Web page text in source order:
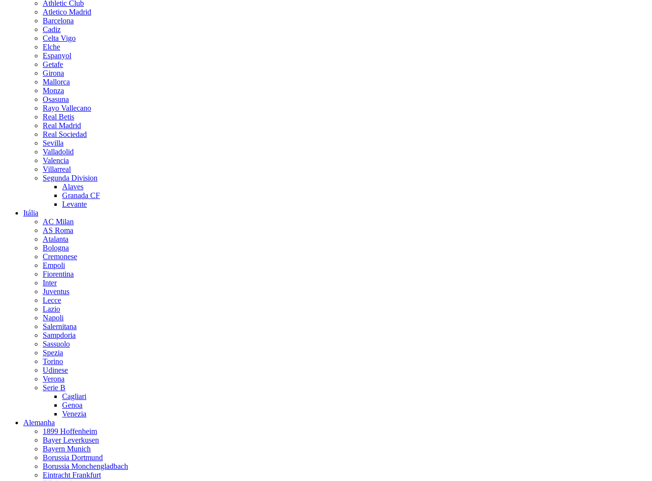
Athletic Club
Atletico Madrid
Barcelona
Cadiz
Celta Vigo
Elche
Espanyol
Getafe
Girona
Mallorca
Monza
Osasuna
Rayo Vallecano
Real Betis
Real Madrid
Real Sociedad
Sevilla
Valladolid
Valencia
Villarreal
Segunda Division
Alaves
Granada CF
Levante
Itália
AC Milan
AS Roma
Atalanta
Bologna
Cremonese
Empoli
Fiorentina
Inter
Juventus
Lecce
Lazio
Napoli
Salernitana
Sampdoria
Sassuolo
Spezia
Torino
Udinese
Verona
Serie B
Cagliari
Genoa
Venezia
Alemanha
1899 Hoffenheim
Bayer Leverkusen
Bayern Munich
Borussia Dortmund
Borussia Monchengladbach
Eintracht Frankfurt